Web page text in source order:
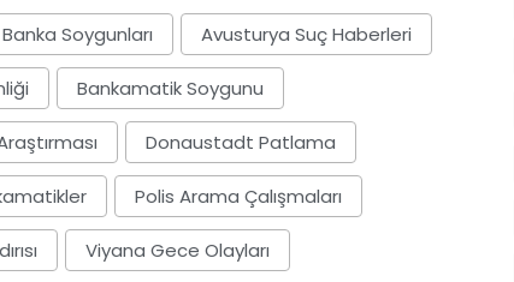
Soygunları Avusturya Suç Haberleri
Bankamatik Soygunu
Donaustadt Patlama
Polis Arama Çalışmaları
Viyana Gece Olayları